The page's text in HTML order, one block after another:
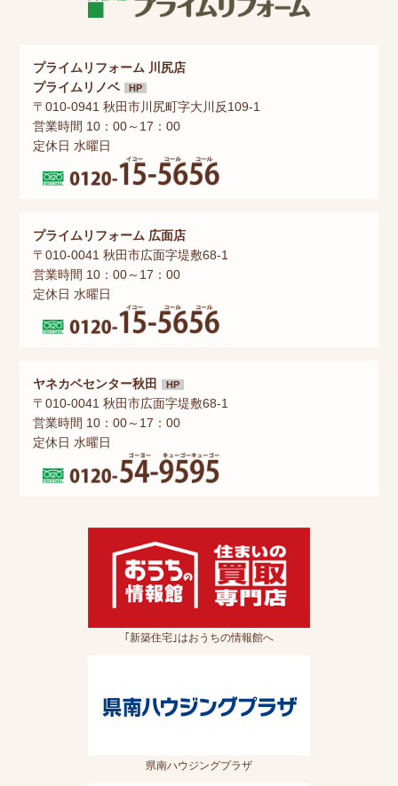
プライムリフォーム 川尻店
プライムリノベ
HP
〒010-0941 秋田市川尻町字大川反109-1
営業時間 10：00～17：00
定休日 水曜日
プライムリフォーム 広面店
〒010-0041 秋田市広面字堤敷68-1
営業時間 10：00～17：00
定休日 水曜日
ヤネカベセンター秋田 HP
〒010-0041 秋田市広面字堤敷68-1
営業時間 10：00～17：00
定休日 水曜日
｢新築住宅｣はおうちの情報館へ
県南ハウジングプラザ